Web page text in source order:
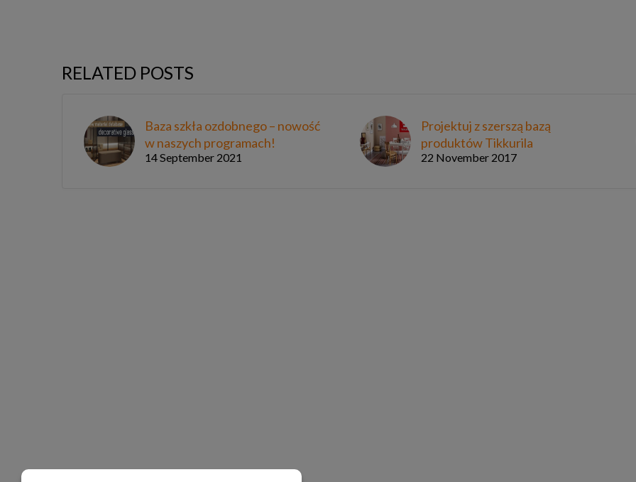
RELATED POSTS
Baza szkła ozdobnego – nowość
w naszych programach!
14 September 2021
Projektuj z szerszą bazą
produktów Tikkurila
22 November 2017